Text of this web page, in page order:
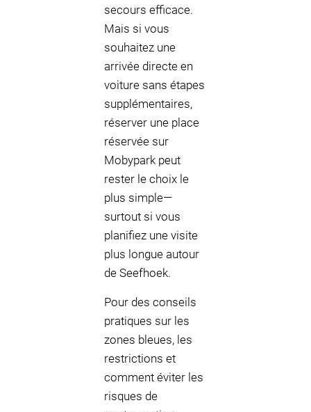
secours efficace.
Mais si vous
souhaitez une
arrivée directe en
voiture sans étapes
supplémentaires,
réserver une place
réservée sur
Mobypark peut
rester le choix le
plus simple—
surtout si vous
planifiez une visite
plus longue autour
de Seefhoek.
Pour des conseils
pratiques sur les
zones bleues, les
restrictions et
comment éviter les
risques de